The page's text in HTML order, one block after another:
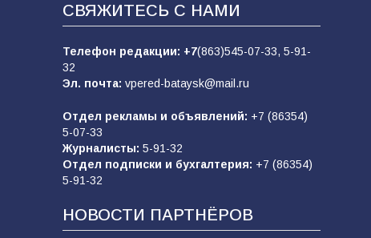
СВЯЖИТЕСЬ С НАМИ
Телефон редакции: +7(863)545-07-33, 5-91-
32
Эл. почта: vpered-bataysk@mail.ru
Отдел рекламы и объявлений: +7 (86354)
5-07-33
Журналисты: 5-91-32
Отдел подписки и бухгалтерия: +7 (86354)
5-91-32
НОВОСТИ ПАРТНЁРОВ